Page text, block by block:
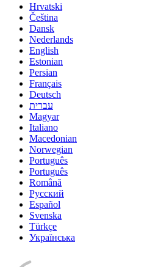
Hrvatski
Čeština
Dansk
Nederlands
English
Estonian
Persian
Français
Deutsch
עברית
Magyar
Italiano
Macedonian
Norwegian
Português
Português
Română
Русский
Español
Svenska
Türkçe
Українська